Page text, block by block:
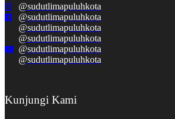
@sudutlimapuluhkota
@sudutlimapuluhkota
@sudutlimapuluhkota
@sudutlimapuluhkota
@sudutlimapuluhkota
@sudutlimapuluhkota
Kunjungi Kami